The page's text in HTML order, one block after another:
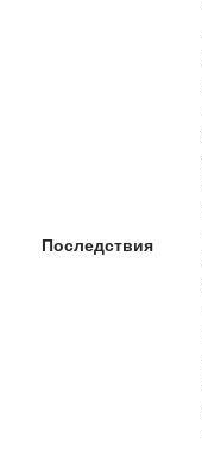
Последствия